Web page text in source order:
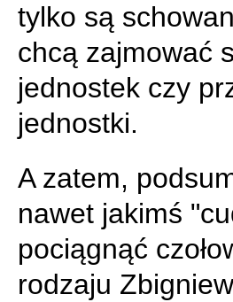
tylko są
chcą zajmować
jednostek czy
jednostki.
A zatem,
nawet jakimś
pociągnąć
rodzaju